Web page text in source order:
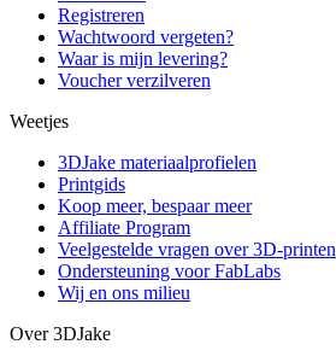
Registreren
Wachtwoord vergeten?
Waar is mijn levering?
Voucher verzilveren
Weetjes
3DJake materiaalprofielen
Printgids
Koop meer, bespaar meer
Affiliate Program
Veelgestelde vragen over 3D-printen
Ondersteuning voor FabLabs
Wij en ons milieu
Over 3DJake